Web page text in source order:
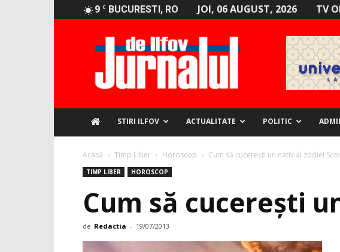
9 C BUCURESTI, RO JOI, 06 AUGUST, 2026 TV
STIRI ILFOV ACTUALITATE POLITIC
Acasă Timp Liber Horoscop Cum să cucerești un nativ al zodiei
TIMP LIBER HOROSCOP
Cum să cucerești
de Redactia - 19/07/2013